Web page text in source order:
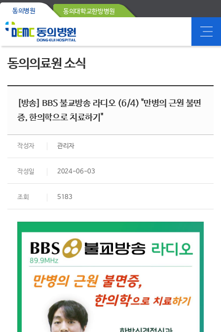
동의병원 동의대학교한방병원
동의의료원 소식
[방송] BBS 불교방송 라디오 (6/4) "만병의 근원 불면
증, 한의학으로 치료하기"
작성자 관리자
작성일 2024-06-03
조회 5183